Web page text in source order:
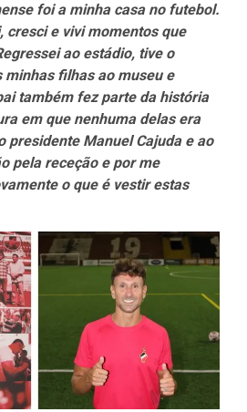
foi a minha casa no futebol.
cresci e vivi momentos que
ao estádio, tive o
minhas filhas ao museu e
também fez parte da história
em que nenhuma delas era
presidente Manuel Cajuda e ao
pela receção e por me
o que é vestir estas